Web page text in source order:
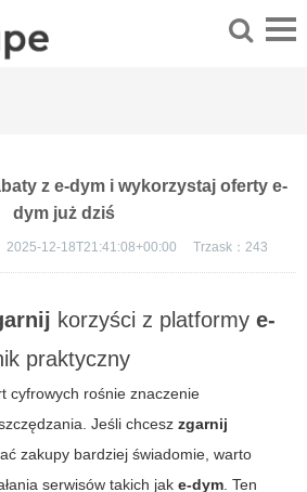
z e-dym i wykorzystaj oferty e-
dym już dziś
2025-12-18T21:41:08+00:00 Trzask： 243
korzyści z platformy e-
praktyczny
cyfrowych rośnie znaczenie
Jeśli chcesz zgarnij
zakupy bardziej świadomie, warto
serwisów takich jak e-dym. Ten